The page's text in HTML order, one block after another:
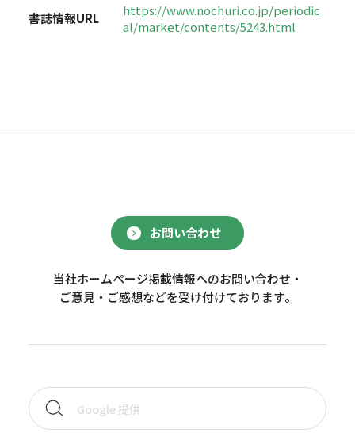
書誌情報URL
https://www.nochuri.co.jp/periodic
al/market/contents/5243.html
お問い合わせ
当社ホームページ掲載情報へのお問い合わせ・
ご意見・ご感想などを受け付けております。